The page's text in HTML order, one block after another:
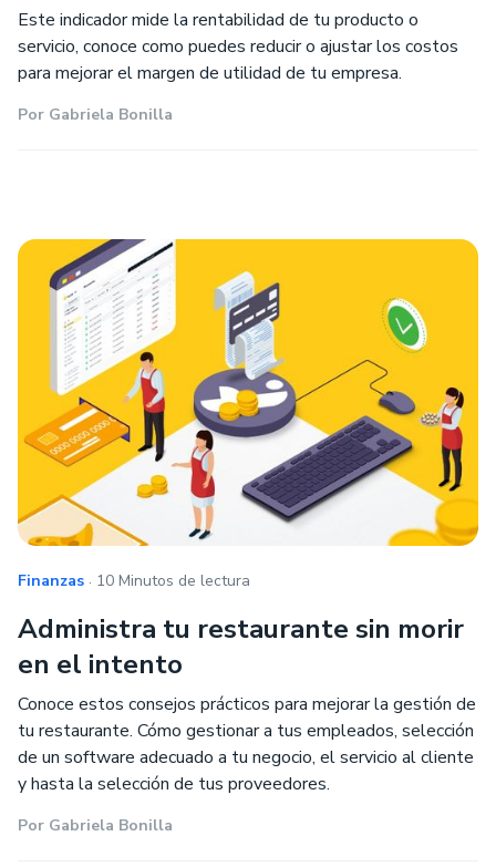
Este indicador mide la rentabilidad de tu producto o
servicio, conoce como puedes reducir o ajustar los costos
para mejorar el margen de utilidad de tu empresa.
Por Gabriela Bonilla
Finanzas . 10 Minutos de lectura
Administra tu restaurante sin morir
en el intento
Conoce estos consejos prácticos para mejorar la gestión de
tu restaurante. Cómo gestionar a tus empleados, selección
de un software adecuado a tu negocio, el servicio al cliente
y hasta la selección de tus proveedores.
Por Gabriela Bonilla